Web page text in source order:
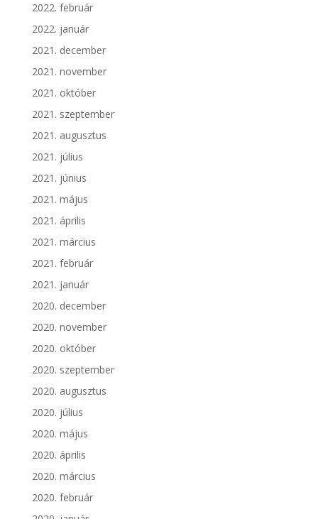
2022. február
2022. január
2021. december
2021. november
2021. október
2021. szeptember
2021. augusztus
2021. július
2021. június
2021. május
2021. április
2021. március
2021. február
2021. január
2020. december
2020. november
2020. október
2020. szeptember
2020. augusztus
2020. július
2020. május
2020. április
2020. március
2020. február